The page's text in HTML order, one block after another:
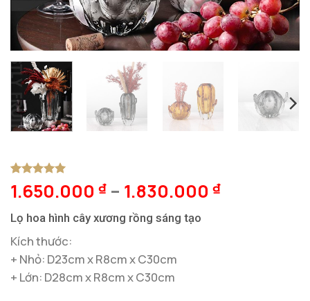
5trên 5
dựa trên
1
1.650.000 ₫ – 1.830.000 ₫
Lọ hoa hình cây xương rồng sáng tạo
Kích thước:
+ Nhỏ: D23cm x R8cm x C30cm
+ Lớn: D28cm x R8cm x C30cm